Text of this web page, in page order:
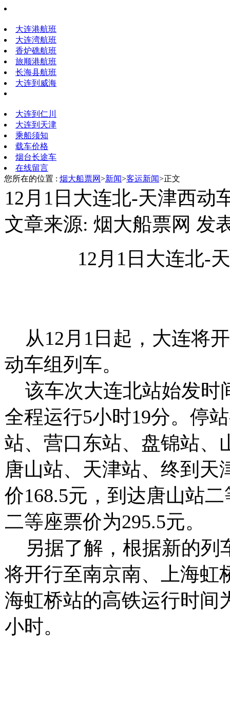
大连港航班
大连湾航班
香炉礁航班
旅顺港航班
长海县航班
大连到威海
大连到仁川
大连到天津
乘船须知
载车价格
烟台长途车
在线留言
您所在的位置 : 烟大船票网>新闻>客运新闻>正文
12月1日大连北-天津西动
文章来源: 烟大船票网 发
12月1日大连北-
从12月1日起，大连将
动车组列车。
该车次大连北站始发时
全程运行5小时19分。停
站、营口东站、盘锦站、
唐山站、天津站、终到天
价168.5元，到达唐山站
二等座票价为295.5元。
另据了解，根据新的列
将开行至南京南、上海虹
海虹桥站的高铁运行时间
小时。